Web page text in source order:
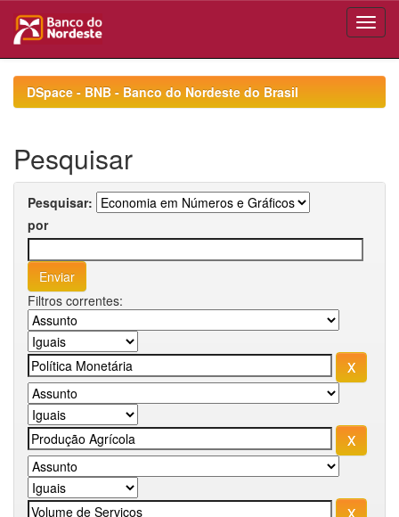
navigationDSpace - BNB - Banco do Nordeste do Brasil
Pesquisar
Pesquisar:
por
Filtros correntes: